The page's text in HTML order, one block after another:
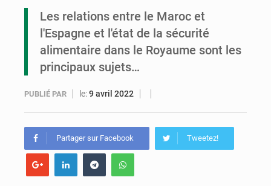
Les relations entre le Maroc et
l'Espagne et l'état de la sécurité
alimentaire dans le Royaume sont les
principaux sujets…
PUBLIÉ PAR le:9 avril 2022
Partager sur Facebook Tweetez!